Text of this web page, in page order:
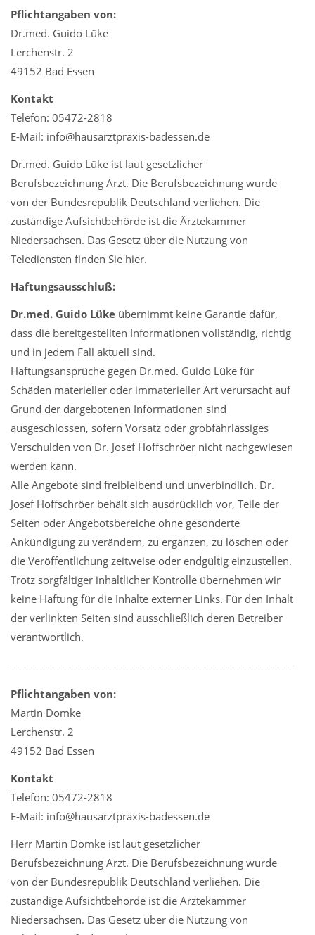
Pflichtangaben von:
Dr.med. Guido Lüke
Lerchenstr. 2
49152 Bad Essen
Kontakt
Telefon: 05472-2818
E-Mail: info@hausarztpraxis-badessen.de
Dr.med. Guido Lüke ist laut gesetzlicher
Berufsbezeichnung Arzt. Die Berufsbezeichnung wurde
von der Bundesrepublik Deutschland verliehen. Die
zuständige Aufsichtbehörde ist die Ärztekammer
Niedersachsen. Das Gesetz über die Nutzung von
Telediensten finden Sie hier.
Haftungsausschluß:
Dr.med. Guido Lüke übernimmt keine Garantie dafür,
dass die bereitgestellten Informationen vollständig, richtig
und in jedem Fall aktuell sind.
Haftungsansprüche gegen Dr.med. Guido Lüke für
Schäden materieller oder immaterieller Art verursacht auf
Grund der dargebotenen Informationen sind
ausgeschlossen, sofern Vorsatz oder grobfahrlässiges
Verschulden von Dr. Josef Hoffschröer nicht nachgewiesen
werden kann.
Alle Angebote sind freibleibend und unverbindlich. Dr.
Josef Hoffschröer behält sich ausdrücklich vor, Teile der
Seiten oder Angebotsbereiche ohne gesonderte
Ankündigung zu verändern, zu ergänzen, zu löschen oder
die Veröffentlichung zeitweise oder endgültig einzustellen.
Trotz sorgfältiger inhaltlicher Kontrolle übernehmen wir
keine Haftung für die Inhalte externer Links. Für den Inhalt
der verlinkten Seiten sind ausschließlich deren Betreiber
verantwortlich.
Pflichtangaben von:
Martin Domke
Lerchenstr. 2
49152 Bad Essen
Kontakt
Telefon: 05472-2818
E-Mail: info@hausarztpraxis-badessen.de
Herr Martin Domke ist laut gesetzlicher
Berufsbezeichnung Arzt. Die Berufsbezeichnung wurde
von der Bundesrepublik Deutschland verliehen. Die
zuständige Aufsichtbehörde ist die Ärztekammer
Niedersachsen. Das Gesetz über die Nutzung von